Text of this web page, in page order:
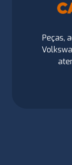
Peças,